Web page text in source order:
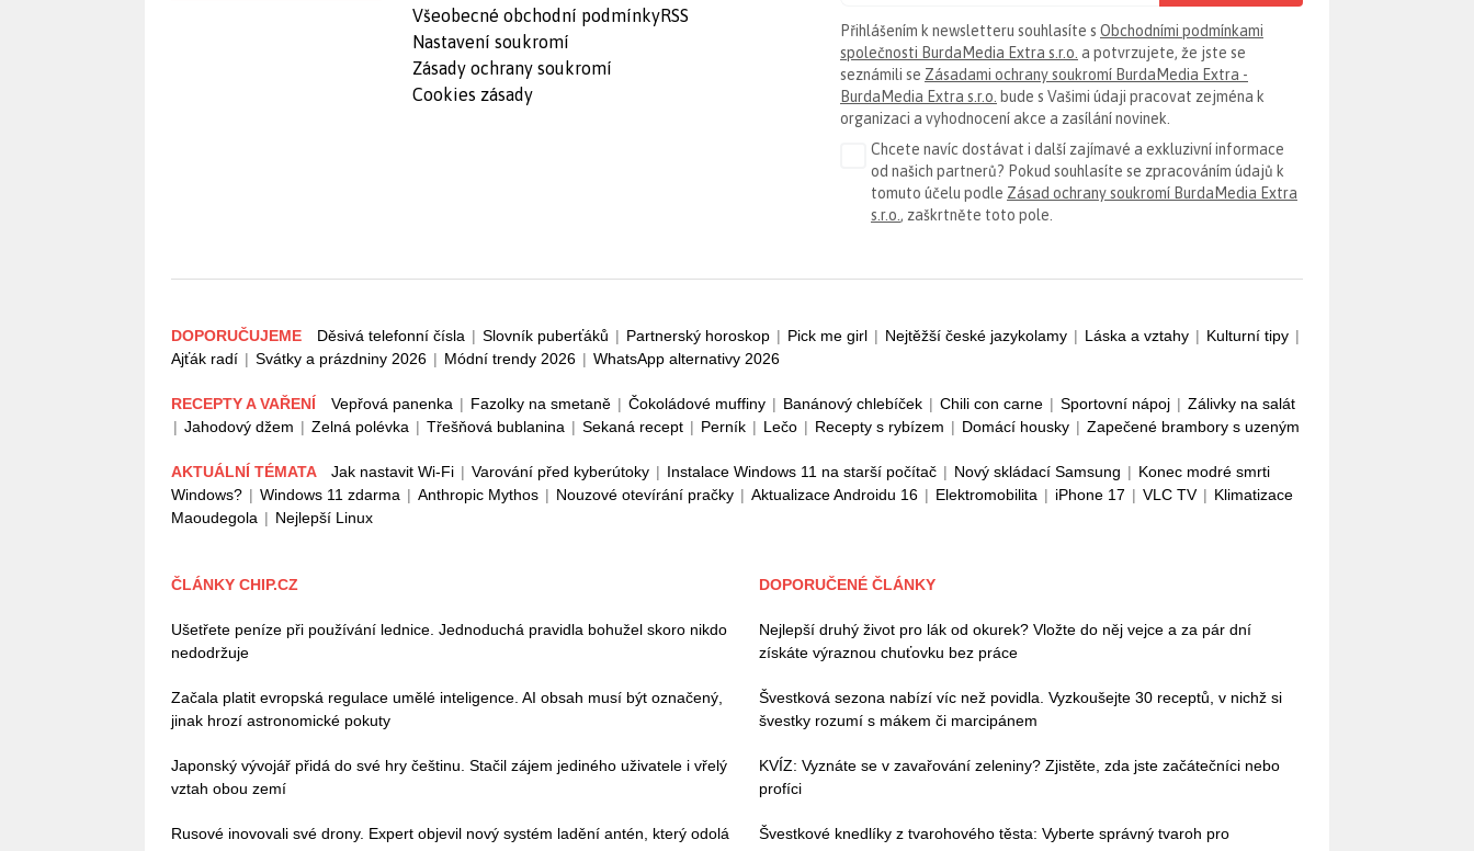
Všeobecné obchodní podmínky
Nastavení soukromí
Zásady ochrany soukromí
Cookies zásady
RSS
Přihlášením k newsletteru souhlasíte s Obchodními podmínkami
společnosti BurdaMedia Extra s.r.o. a potvrzujete, že jste se
seznámili se Zásadami ochrany soukromí BurdaMedia Extra -
BurdaMedia Extra s.r.o. bude s Vašimi údaji pracovat zejména k
organizaci a vyhodnocení akce a zasílání novinek.
Chcete navíc dostávat i další zajímavé a exkluzivní informace
od našich partnerů? Pokud souhlasíte se zpracováním údajů k
tomuto účelu podle Zásad ochrany soukromí BurdaMedia Extra
s.r.o. , zaškrtněte toto pole.
DOPORUČUJEME Děsivá telefonní čísla | Slovník puberťáků | Partnerský horoskop | Pick me girl | Nejtěžší české jazykolamy | Láska a vztahy | Kulturní tipy |
Ajťák radí | Svátky a prázdniny 2026 | Módní trendy 2026 | WhatsApp alternativy 2026
RECEPTY A VAŘENÍ Vepřová panenka | Fazolky na smetaně | Čokoládové muffiny | Banánový chlebíček | Chili con carne | Sportovní nápoj | Zálivky na salát
| Jahodový džem | Zelná polévka | Třešňová bublanina | Sekaná recept | Perník | Lečo | Recepty s rybízem | Domácí housky | Zapečené brambory s uzeným
AKTUÁLNÍ TÉMATA Jak nastavit Wi-Fi | Varování před kyberútoky | Instalace Windows 11 na starší počítač | Nový skládací Samsung | Konec modré smrti
Windows? | Windows 11 zdarma | Anthropic Mythos | Nouzové otevírání pračky | Aktualizace Androidu 16 | Elektromobilita | iPhone 17 | VLC TV | Klimatizace
Maoudegola | Nejlepší Linux
ČLÁNKY CHIP.CZ
Ušetřete peníze při používání lednice. Jednoduchá pravidla bohužel skoro nikdo
nedodržuje
Začala platit evropská regulace umělé inteligence. AI obsah musí být označený,
jinak hrozí astronomické pokuty
Japonský vývojář přidá do své hry češtinu. Stačil zájem jediného uživatele i vřelý
vztah obou zemí
Rusové inovovali své drony. Expert objevil nový systém ladění antén, který odolá
DOPORUČENÉ ČLÁNKY
Nejlepší druhý život pro lák od okurek? Vložte do něj vejce a za pár dní
získáte výraznou chuťovku bez práce
Švestková sezona nabízí víc než povidla. Vyzkoušejte 30 receptů, v nichž si
švestky rozumí s mákem či marcipánem
KVÍZ: Vyznáte se v zavařování zeleniny? Zjistěte, zda jste začátečníci nebo
profíci
Švestkové knedlíky z tvarohového těsta: Vyberte správný tvaroh pro